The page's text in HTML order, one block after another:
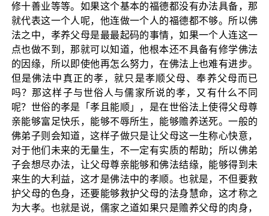
修十善业等等。如果这个基本的福德都没有办法具备，那
就代表这一个人呢，他连做一个人的福德都不够。所以佛
法之中，孝养父母是最最起码的事情，如果一个人连这一
点也做不到，那就可以知道，他根本还不具备有修学佛法
的因缘，所以即使他再怎么努力，在佛法上也难有进步。
但是佛法中真正的孝，就只是孝顺父母、奉养父母而已
吗？那这样子与世俗人与儒家所说的孝，又有什么不同
呢？世俗的孝是「孝且能顺」，是在世俗法上使得父母尊
亲能够富足快乐，能够不辱所生，能够赡养送死。一般的
佛弟子则会知道，这样子做只是让父母这一生称心快意，
对于他们未来的无量生，不一定有实质的帮助；所以佛弟
子会想尽办法，让父母尊亲能够和佛法结缘，能够得到未
来生的大利益，这才是佛法中的孝顺。也就是，不但要救
护父母的色身，还要能够救护父母的法身慧命，这才称之
为大孝。也就是说，儒家之道如果只是赡养父母的肉身，